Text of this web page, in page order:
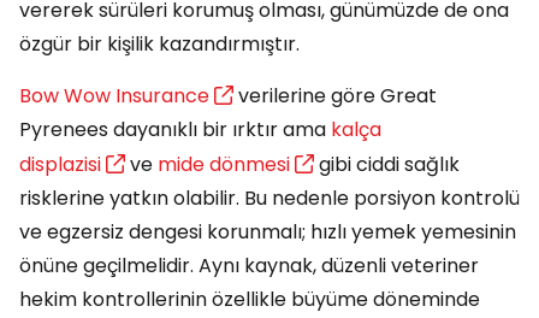
vererek sürüleri korumuş olması, günümüzde de ona
özgür bir kişilik kazandırmıştır.
Bow Wow Insurance
verilerine göre Great
Pyrenees dayanıklı bir ırktır ama kalça
displazisi
ve mide dönmesi
gibi ciddi sağlık
risklerine yatkın olabilir. Bu nedenle porsiyon kontrolü
ve egzersiz dengesi korunmalı; hızlı yemek yemesinin
önüne geçilmelidir. Aynı kaynak, düzenli veteriner
hekim kontrollerinin özellikle büyüme döneminde